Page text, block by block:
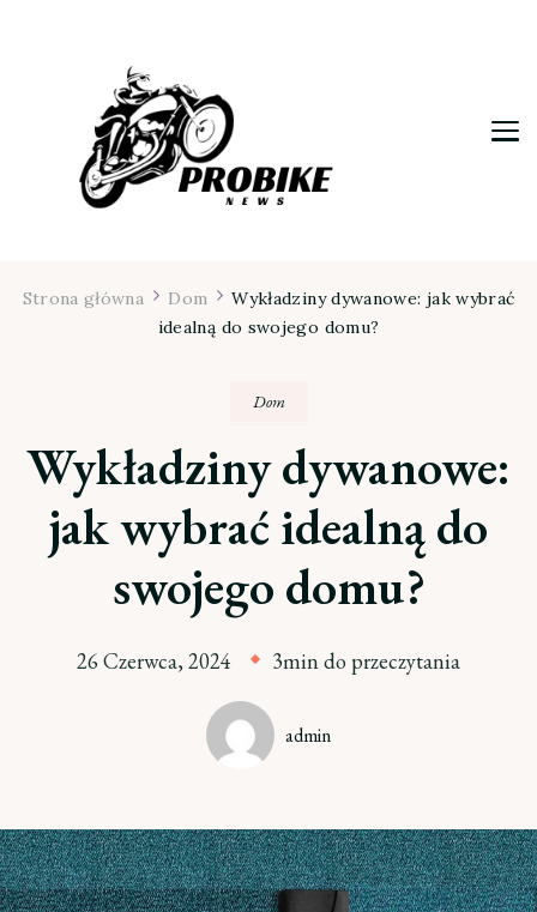
Strona główna Dom
Wykładziny dywanowe: jak wybrać
idealną do swojego domu?
Dom
Wykładziny dywanowe:
jak wybrać idealną do
swojego domu?
26 Czerwca, 2024 3min do przeczytania
admin